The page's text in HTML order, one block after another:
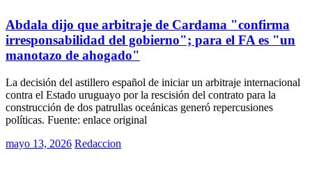
Abdala dijo que arbitraje de Cardama "confirma
irresponsabilidad del gobierno"; para el FA es "un
manotazo de ahogado"
La decisión del astillero español de iniciar un arbitraje internacional
contra el Estado uruguayo por la rescisión del contrato para la
construcción de dos patrullas oceánicas generó repercusiones
políticas. Fuente: enlace original
Posted
mayo 13, 2026 Redaccion